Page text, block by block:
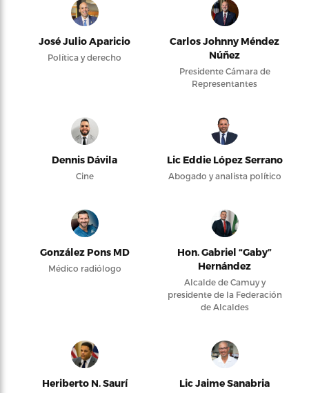
José Julio Aparicio
Política y derecho
Carlos Johnny Méndez
Núñez
Presidente Cámara de
Representantes
Dennis Dávila
Cine
Lic Eddie López Serrano
Abogado y analista político
González Pons MD
Médico radiólogo
Hon. Gabriel “Gaby”
Hernández
Alcalde de Camuy y
presidente de la Federación
de Alcaldes
Heriberto N. Saurí Lic Jaime Sanabria